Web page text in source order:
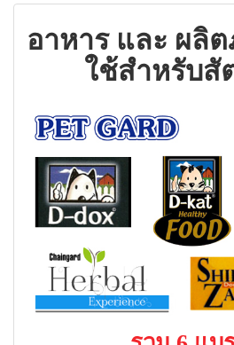
อาหาร และ ผลิ
ใช้สำหรับสั